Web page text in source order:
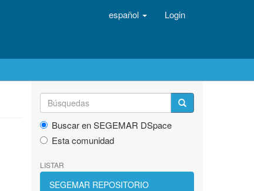
español Login
Buscar en SEGEMAR DSpace
Esta comunidad
LISTAR
SEGEMAR REPOSITORIO